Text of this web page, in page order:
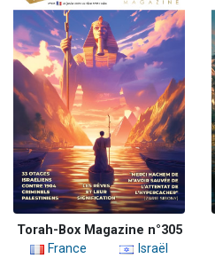
Torah-Box Magazine n°305
France
Israël